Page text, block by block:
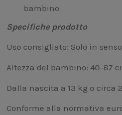
bambino
Specifiche prodotto
Uso consigliato: Solo in
Altezza del bambino: 40-87
Dalla nascita a 13 kg o circa
Conforme alla normativa